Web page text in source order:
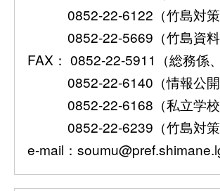
0852-22-6122（竹島対策
0852-22-5669（竹島資料
FAX： 0852-22-5911（総務係
0852-22-6140（情報公開
0852-22-6168（私立学校
0852-22-6239（竹島対策
e-mail：